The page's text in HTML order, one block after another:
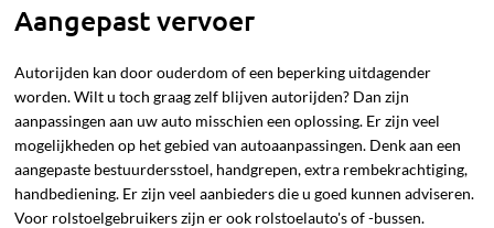
Aangepast vervoer
Autorijden kan door ouderdom of een beperking uitdagender
worden. Wilt u toch graag zelf blijven autorijden? Dan zijn
aanpassingen aan uw auto misschien een oplossing. Er zijn veel
mogelijkheden op het gebied van autoaanpassingen. Denk aan een
aangepaste bestuurdersstoel, handgrepen, extra rembekrachtiging,
handbediening. Er zijn veel aanbieders die u goed kunnen adviseren.
Voor rolstoelgebruikers zijn er ook rolstoelauto's of -bussen.